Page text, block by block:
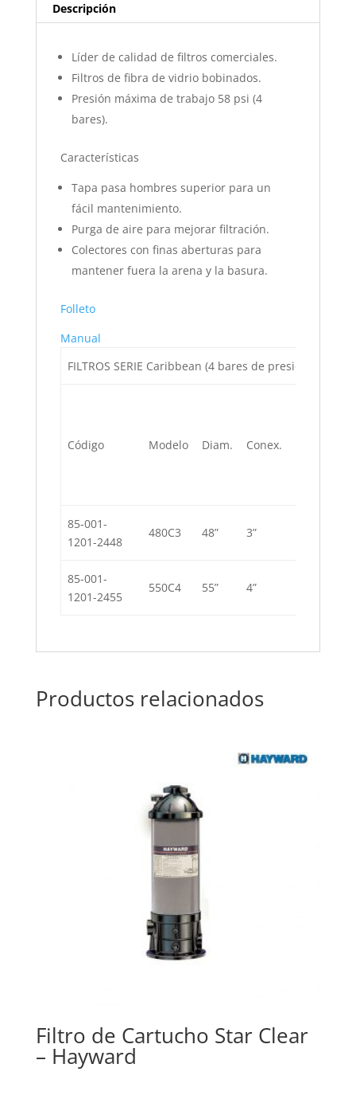
Descripción
Líder de calidad de filtros comerciales.
Filtros de fibra de vidrio bobinados.
Presión máxima de trabajo 58 psi (4
bares).
Características
Tapa pasa hombres superior para un
fácil mantenimiento.
Purga de aire para mejorar filtración.
Colectores con finas aberturas para
mantener fuera la arena y la basura.
Folleto
Manual
FILTROS SERIE Caribbean (4 bares de presión – 58
Código Modelo Diam. Conex.
85-001-
1201-2448
480C3 48” 3”
85-001-
1201-2455
550C4 55” 4”
Productos relacionados
Filtro de Cartucho Star Clear
– Hayward